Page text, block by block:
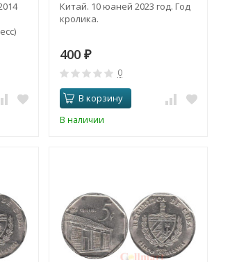
Китай. 10 юаней 2023 год. Год
кролика.
400₽
0
В корзину
В наличии